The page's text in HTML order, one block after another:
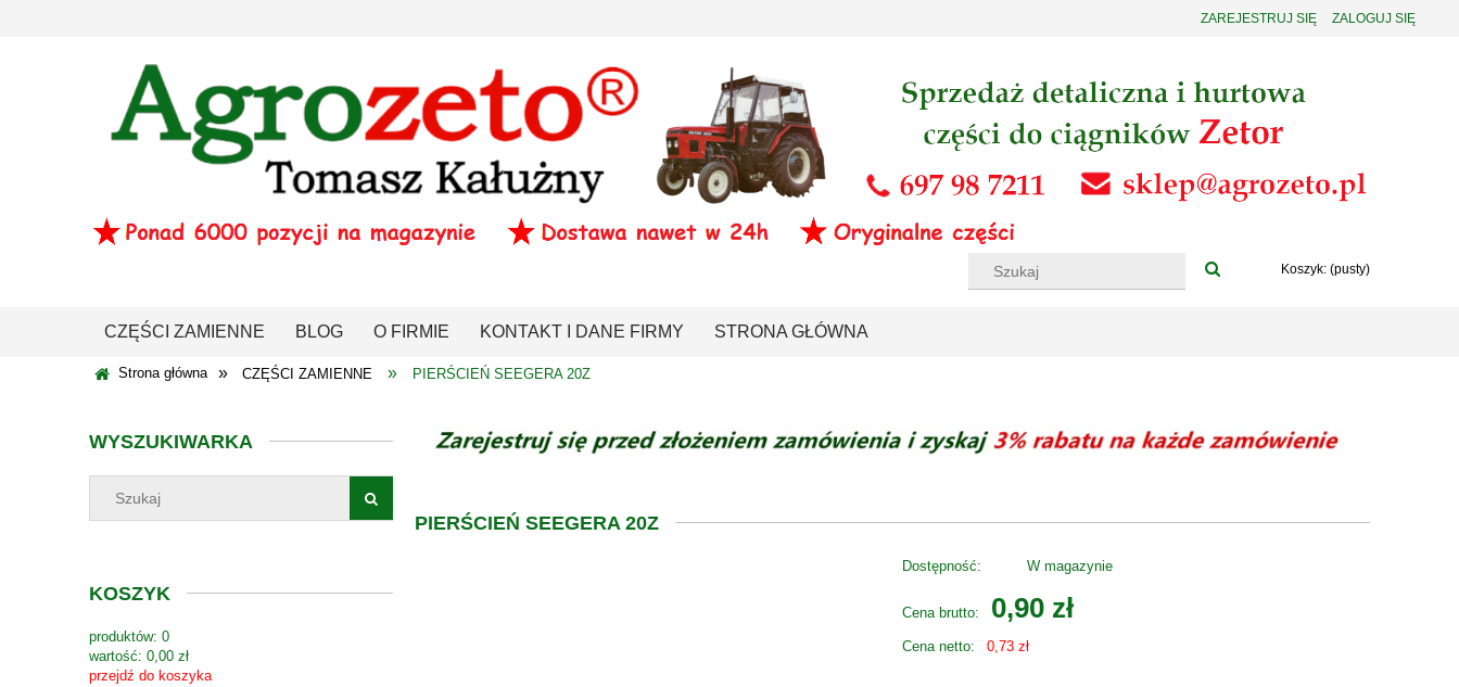
ZAREJESTRUJ SIĘ ZALOGUJ SIĘ
Koszyk: (pusty)
CZĘŚCI ZAMIENNE BLOG O FIRMIE KONTAKT I DANE FIRMY STRONA GŁÓWNA
Strona główna » CZĘŚCI ZAMIENNE » PIERŚCIEŃ SEEGERA 20Z
WYSZUKIWARKA
KOSZYK
produktów: 0
wartość: 0,00 zł
przejdź do koszyka
PIERŚCIEŃ SEEGERA 20Z
Dostępność: W magazynie
Cena brutto: 0,90 zł
Cena netto: 0,73 zł